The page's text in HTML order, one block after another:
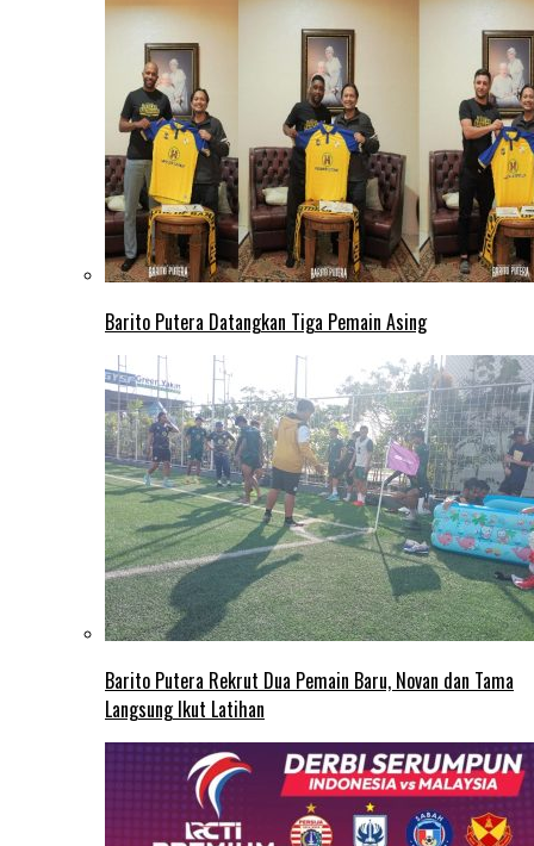
Barito Putera Datangkan Tiga Pemain Asing
Barito Putera Rekrut Dua Pemain Baru, Novan dan Tama
Langsung Ikut Latihan